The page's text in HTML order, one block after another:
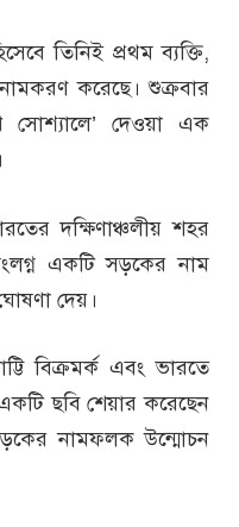
তিনিই প্রথম ব্যক্তি,
করেছে। শুক্রবার
সোশ্যালে’ দেওয়া এক
দক্ষিণাঞ্চলীয় শহর
একটি সড়কের নাম
দেয়।
বিক্রমর্ক এবং ভারতে
ছবি শেয়ার করেছেন
নামফলক উন্মোচন